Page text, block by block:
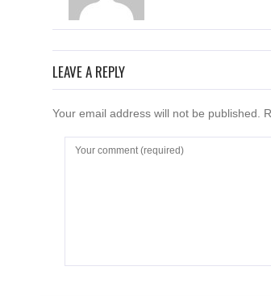
LEAVE A REPLY
Your email address will not be published.